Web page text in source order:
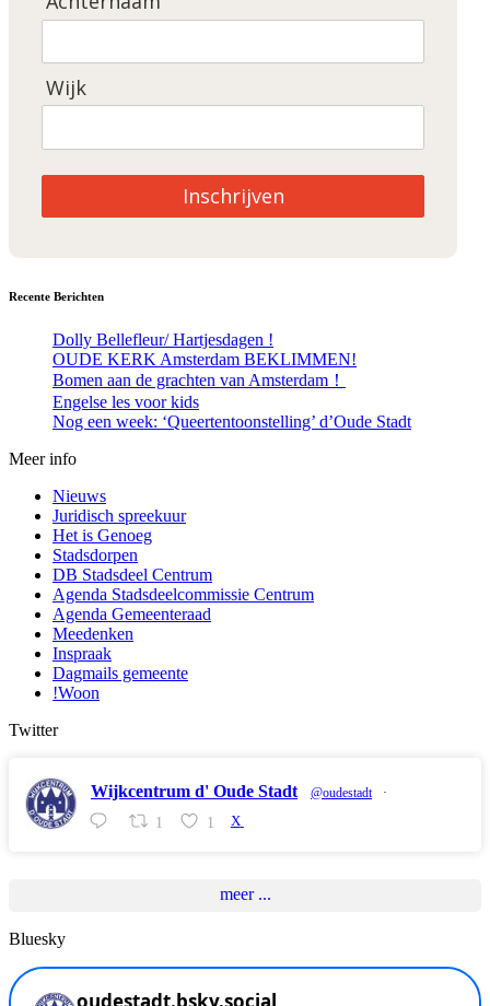
Wijk
Inschrijven
Recente Berichten
Dolly Bellefleur/ Hartjesdagen !
OUDE KERK Amsterdam BEKLIMMEN!
Bomen aan de grachten van Amsterdam！
Engelse les voor kids
Nog een week: ‘Queertentoonstelling’ d’Oude Stadt
Meer info
Nieuws
Juridisch spreekuur
Het is Genoeg
Stadsdorpen
DB Stadsdeel Centrum
Agenda Stadsdeelcommissie Centrum
Agenda Gemeenteraad
Meedenken
Inspraak
Dagmails gemeente
!Woon
Twitter
Wijkcentrum d' Oude Stadt @oudestadt ·
1 1 X
meer ...
Bluesky